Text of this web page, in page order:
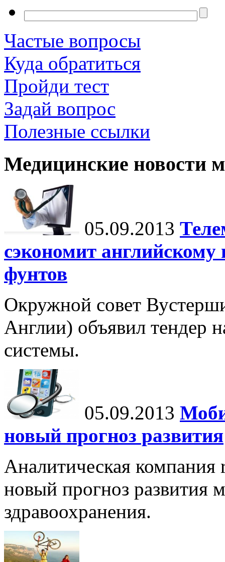
Частые вопросы
Куда обратиться
Пройди тест
Задай вопрос
Полезные ссылки
Медицинские новости
05.09.2013
сэкономит
фунтов
Окружной совет
Англии) объявил тендер
системы.
05.09.2013
новый прогноз развития
Аналитическая компания
новый прогноз развития
здравоохранения.